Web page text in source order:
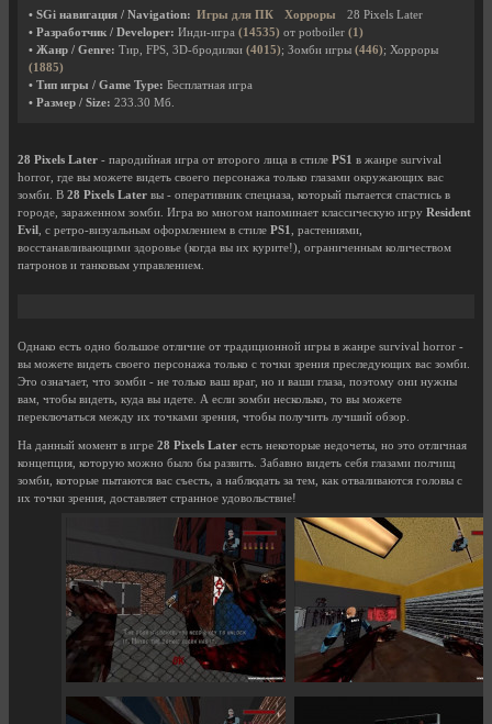
• SGi навигация / Navigation: Игры для ПК Хорроры
28 Pixels Later
• Разработчик / Developer: Инди-игра (14535) от potboiler (1)
• Жанр / Genre: Тир, FPS, 3D-бродилки (4015); Зомби игры (446); Хорроры
(1885)
• Тип игры / Game Type: Бесплатная игра
• Размер / Size: 233.30 Мб.
28 Pixels Later - пародийная игра от второго лица в стиле PS1 в жанре survival
horror, где вы можете видеть своего персонажа только глазами окружающих вас
зомби. В 28 Pixels Later вы - оперативник спецназа, который пытается спастись в
городе, зараженном зомби. Игра во многом напоминает классическую игру Resident
Evil, с ретро-визуальным оформлением в стиле PS1, растениями,
восстанавливающими здоровье (когда вы их курите!), ограниченным количеством
патронов и танковым управлением.
Однако есть одно большое отличие от традиционной игры в жанре survival horror -
вы можете видеть своего персонажа только с точки зрения преследующих вас зомби.
Это означает, что зомби - не только ваш враг, но и ваши глаза, поэтому они нужны
вам, чтобы видеть, куда вы идете. А если зомби несколько, то вы можете
переключаться между их точками зрения, чтобы получить лучший обзор.
На данный момент в игре 28 Pixels Later есть некоторые недочеты, но это отличная
концепция, которую можно было бы развить. Забавно видеть себя глазами полчищ
зомби, которые пытаются вас съесть, а наблюдать за тем, как отваливаются головы с
их точки зрения, доставляет странное удовольствие!